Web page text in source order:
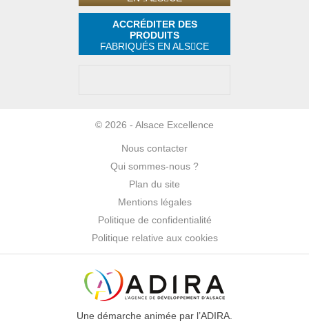
ACCRÉDITER DES
PRODUITS
FABRIQUÉS EN ALS CE
© 2026 - Alsace Excellence
Nous contacter
Qui sommes-nous ?
Plan du site
Mentions légales
Politique de confidentialité
Politique relative aux cookies
Une démarche animée par l’ADIRA.